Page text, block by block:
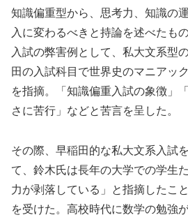
知識偏重型から、思考力、知識の
入に変わるべきと持論を述べたも
入試の弊害例として、私大文系型
田の入試科目で世界史のマニアッ
を指摘。「知識偏重入試の象徴」
さに苦行」などと苦言を呈した。
その際、早稲田的な私大文系入試
て、鈴木氏は長年の大学での学生
力が剥落している」と指摘したこ
を受けた。高校時代に数学の勉強